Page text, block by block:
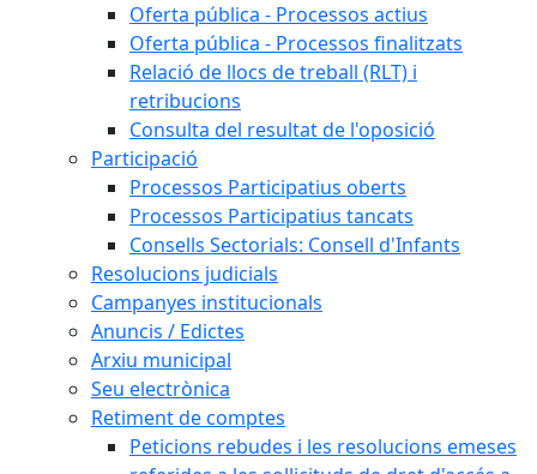
Oferta pública - Processos actius
Oferta pública - Processos finalitzats
Relació de llocs de treball (RLT) i
retribucions
Consulta del resultat de l'oposició
Participació
Processos Participatius oberts
Processos Participatius tancats
Consells Sectorials: Consell d'Infants
Resolucions judicials
Campanyes institucionals
Anuncis / Edictes
Arxiu municipal
Seu electrònica
Retiment de comptes
Peticions rebudes i les resolucions emeses